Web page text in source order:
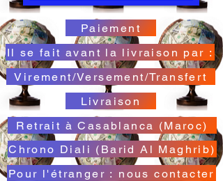
Paiement
Virement/Versement/Transfert
Livraison
Retrait à Casablanca (Maroc)
Il se fait avant la livraison par :
Chrono Diali (Barid Al Maghrib)
Pour l'étranger : nous contacter